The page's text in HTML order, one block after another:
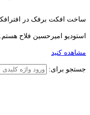
ساخت افکت برفک در
استودیو امیرحسین فلاح هستم...
مشاهده کنید
جستجو برای: